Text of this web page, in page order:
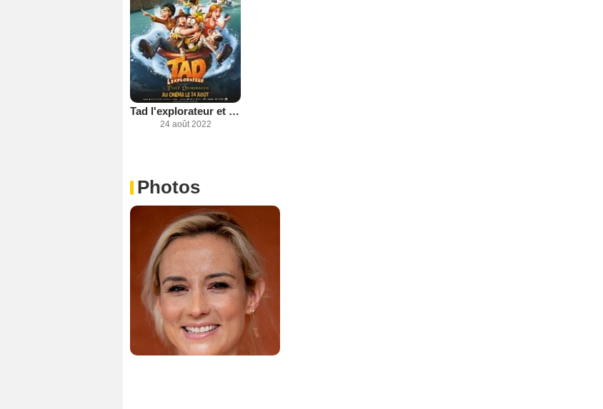
Tad l'explorateur et la table d'émeraude
24 août 2022
Photos